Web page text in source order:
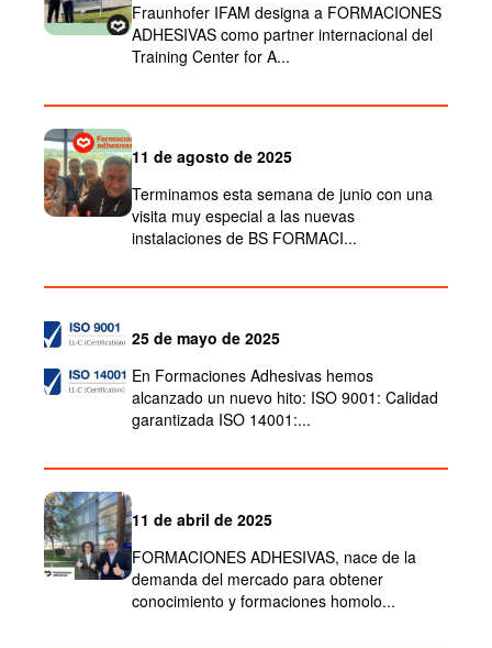
Fraunhofer IFAM designa a FORMACIONES
ADHESIVAS como partner internacional del
Training Center for A...
11 de agosto de 2025
Terminamos esta semana de junio con una
visita muy especial a las nuevas
instalaciones de BS FORMACI...
25 de mayo de 2025
En Formaciones Adhesivas hemos
alcanzado un nuevo hito: ISO 9001: Calidad
garantizada ISO 14001:...
11 de abril de 2025
FORMACIONES ADHESIVAS, nace de la
demanda del mercado para obtener
conocimiento y formaciones homolo...